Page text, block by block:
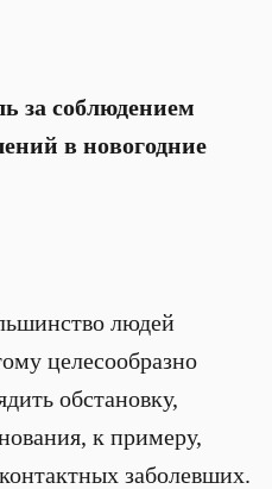
за соблюдением
в новогодние
людей
целесообразно
обстановку,
к примеру,
заболевших.